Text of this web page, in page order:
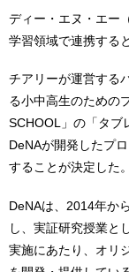
ディー・エヌ・エー
学習領域で連携する
チアリーが運営する
る小中高生のための
SCHOOL」の「タブ
DeNAが開発したプ
することが決定した。
DeNAは、2014年か
し、実証研究授業と
実施にあたり、オリ